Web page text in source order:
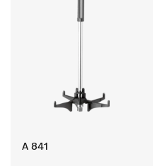
A 841